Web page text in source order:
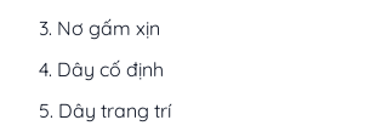
Nơ gấm xịn
Dây cố định
Dây trang trí